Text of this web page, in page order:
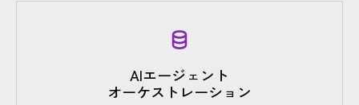
AIエージェント
オーケストレーション